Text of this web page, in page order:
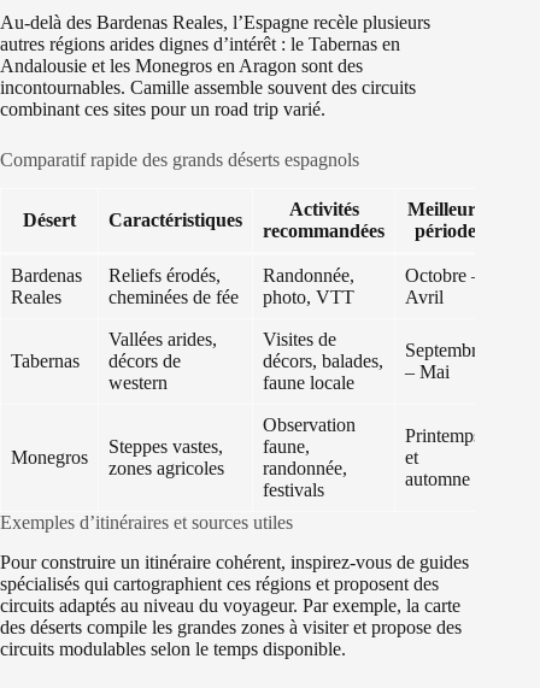
Au-delà des Bardenas Reales, l’Espagne recèle plusieurs
autres régions arides dignes d’intérêt : le Tabernas en
Andalousie et les Monegros en Aragon sont des
incontournables. Camille assemble souvent des circuits
combinant ces sites pour un road trip varié.
Comparatif rapide des grands déserts espagnols
Désert Caractéristiques
Activités
recommandées
Meilleure
période
Bardenas
Reales
Reliefs érodés,
cheminées de fée
Randonnée,
photo, VTT
Octobre –
Avril
Tabernas
Vallées arides,
décors de
western
Visites de
décors, balades,
faune locale
Septembre
– Mai
Monegros
Steppes vastes,
zones agricoles
Observation
faune,
randonnée,
festivals
Printemps
et
automne
Exemples d’itinéraires et sources utiles
Pour construire un itinéraire cohérent, inspirez-vous de guides
spécialisés qui cartographient ces régions et proposent des
circuits adaptés au niveau du voyageur. Par exemple, la carte
des déserts compile les grandes zones à visiter et propose des
circuits modulables selon le temps disponible.